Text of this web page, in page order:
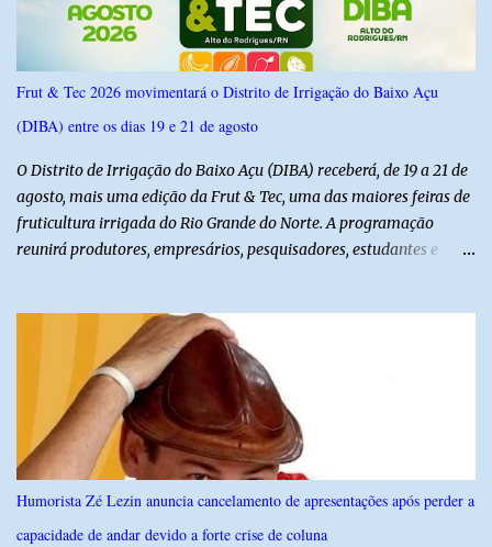
Frut & Tec 2026 movimentará o Distrito de Irrigação do Baixo Açu
(DIBA) entre os dias 19 e 21 de agosto
O Distrito de Irrigação do Baixo Açu (DIBA) receberá, de 19 a 21 de
agosto, mais uma edição da Frut & Tec, uma das maiores feiras de
fruticultura irrigada do Rio Grande do Norte. A programação
reunirá produtores, empresários, pesquisadores, estudantes e
instituições e tecnologias voltadas ao setor. Além das atividades
técnicas, a feira contará com programação cultural. No dia 20 de
agosto, o público poderá prestigiar o show de humor com Mução,
seguido de apresentação musical de Vê Barreto. A Frut & Tec
reforça a importância do Distrito de Irrigação do Baixo Açu como
referência na fruticultura irrigada, promovendo conhecimento,
Humorista Zé Lezin anuncia cancelamento de apresentações após perder a
capacidade de andar devido a forte crise de coluna